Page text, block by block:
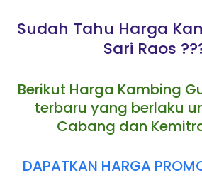
Sudah Tahu Harga
Sari Raos
Berikut Harga Kambing
terbaru yang berlaku
Cabang dan
DAPATKAN HARGA